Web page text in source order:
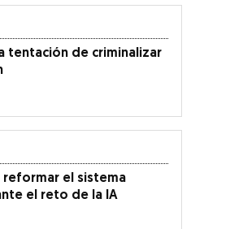
tentación de criminalizar
reformar el sistema
el reto de la IA